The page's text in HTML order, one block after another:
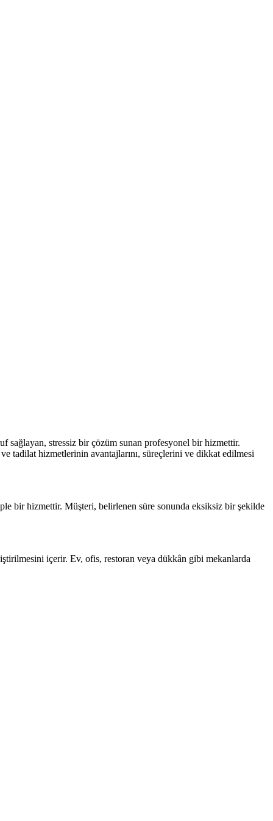
sağlayan, stressiz bir çözüm sunan profesyonel bir hizmettir.
tadilat hizmetlerinin avantajlarını, süreçlerini ve dikkat edilmesi
bir hizmettir. Müşteri, belirlenen süre sonunda eksiksiz bir şekilde
içerir. Ev, ofis, restoran veya dükkân gibi mekanlarda